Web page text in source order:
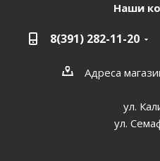
Наши
8(391) 282-11-20
Адреса
ул.
ул.